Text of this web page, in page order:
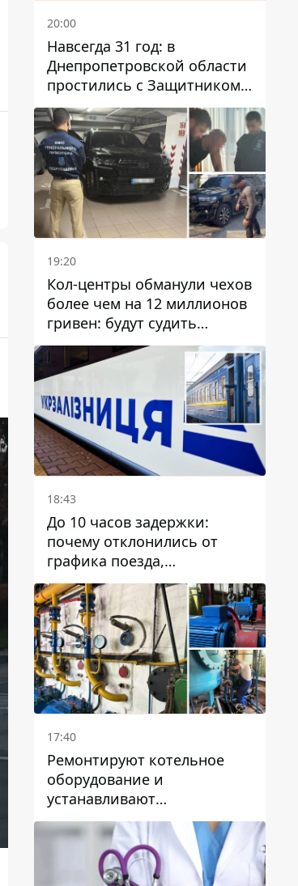
20:00
Навсегда 31 год: в
Днепропетровской области
простились с Защитником
Александром Репиным
19:20
Кол-центры обманули чехов
более чем на 12 миллионов
гривен: будут судить
днепрянина,
организовавшего
транснациональную
преступную организацию
18:43
До 10 часов задержки:
почему отклонились от
графика поезда,
курсирующие через Днепр
и область
17:40
Ремонтируют котельное
оборудование и
устанавливают
генераторные установки:
как в Днепре готовятся к
отопительному сезону